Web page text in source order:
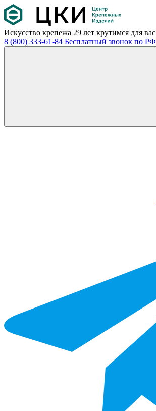
Искусство крепежа 29 лет крутимся для вас
8 (800) 333-61-84 Бесплатный звонок по РФ